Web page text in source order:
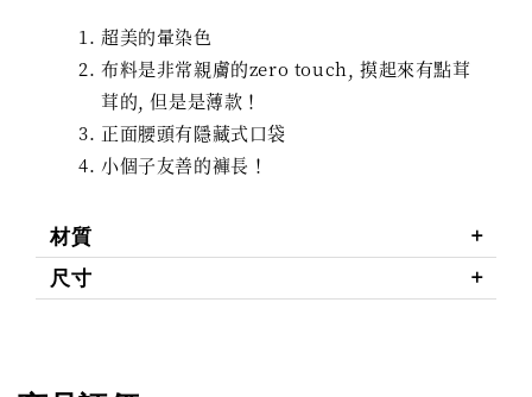
超美的暈染色
布料是非常親膚的zero touch, 摸起來有點茸
茸的, 但是是薄款！
正面腰頭有隱藏式口袋
小個子友善的褲長！
材質
尺寸